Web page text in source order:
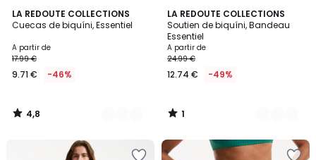
LA REDOUTE COLLECTIONS
Cuecas de biquíni, Essentiel
A partir de
17.99 €
9.71 € -46%
4,8
/ 5
3
Cores
4,8
/
LA REDOUTE COLLECTIONS
Soutien de biquíni, Bandeau
Essentiel
A partir de
24.99 €
12.74 € -49%
1
/
5
3
Cores
1
/